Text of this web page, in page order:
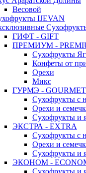
Весовой
IJEVAN
ГИФТ - GIFT
ПРЕМИУМ -
Сухофрукты
Конфеты от
Орехи
Микс
ГУРМЭ - GOURMET
Сухофрукты с
Орехи и
Сухофрукты и
ЭКСТРА - EXTRA
Сухофрукты с
Орехи и
Сухофрукты и
ЭКОНОМ -
Сухофрукты и